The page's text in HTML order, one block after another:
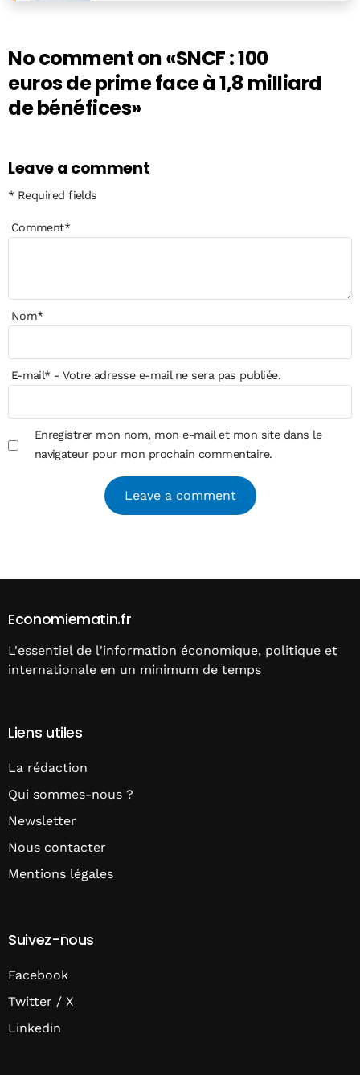
No comment on«SNCF : 100
euros de prime face à 1,8 milliard
de bénéfices»
Leave a comment
* Required fields
Comment*
Nom*
E-mail*- Votre adresse e-mail ne sera pas publiée.
Enregistrer mon nom, mon e-mail et mon site dans le
navigateur pour mon prochain commentaire.
Economiematin.fr
L'essentiel de l'information économique, politique et
internationale en un minimum de temps
Liens utiles
La rédaction
Qui sommes-nous ?
Newsletter
Nous contacter
Mentions légales
Suivez-nous
Facebook
Twitter / X
Linkedin